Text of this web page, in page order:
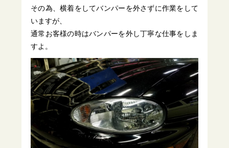
その為、横着をしてバンパーを外さずに作業をして
いますが、
通常お客様の時はバンパーを外し丁寧な仕事をしま
すよ。